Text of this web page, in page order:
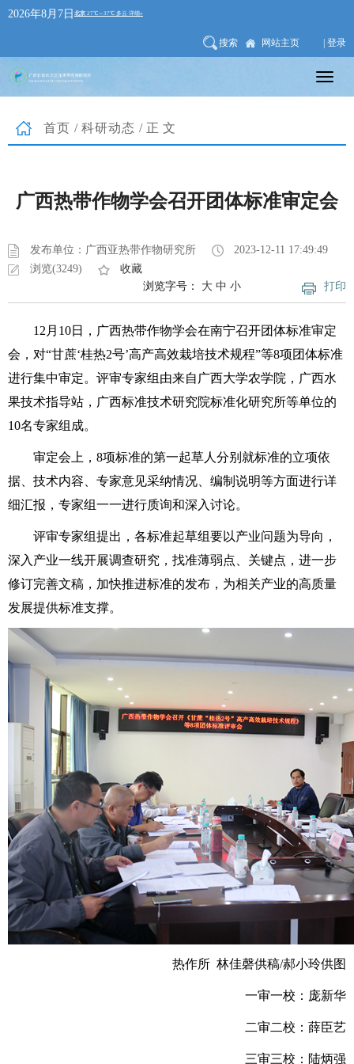
2026年8月7日
搜索 网站主页 | 登录
首页 / 科研动态 /正文
广西热带作物学会召开团体标准审定会
发布单位：广西亚热带作物研究所
2023-12-11 17:49:49
浏览(3249)
收藏
打印
浏览字号： 大 中 小
12月10日，广西热带作物学会在南宁召开团体标准审定
会，对“甘蔗‘桂热2号’高产高效栽培技术规程”等8项团体标准
进行集中审定。评审专家组由来自广西大学农学院，广西水
果技术指导站，广西标准技术研究院标准化研究所等单位的
10名专家组成。
审定会上，8项标准的第一起草人分别就标准的立项依
据、技术内容、专家意见采纳情况、编制说明等方面进行详
细汇报，专家组一一进行质询和深入讨论。
评审专家组提出，各标准起草组要以产业问题为导向，
深入产业一线开展调查研究，找准薄弱点、关键点，进一步
修订完善文稿，加快推进标准的发布，为相关产业的高质量
发展提供标准支撑。
热作所 林佳磬供稿/郝小玲供图
一审一校：庞新华
二审二校：薛臣艺
三审三校：陆炳强